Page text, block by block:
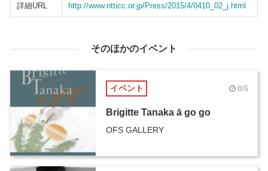
詳細URL http://www.ntticc.or.jp/Press/2015/4/0410_02_j.html
そのほかのイベント
イベント 8/6
Brigitte Tanaka ā go go
OFS GALLERY